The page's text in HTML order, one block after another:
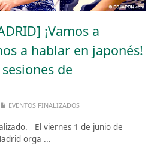
¡Vamos a
a hablar en japonés!
de
EVENTOS FINALIZADOS
El viernes 1 de junio de
orga ...